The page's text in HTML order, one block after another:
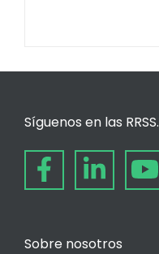
Síguenos en las RRSS.
Sobre nosotros